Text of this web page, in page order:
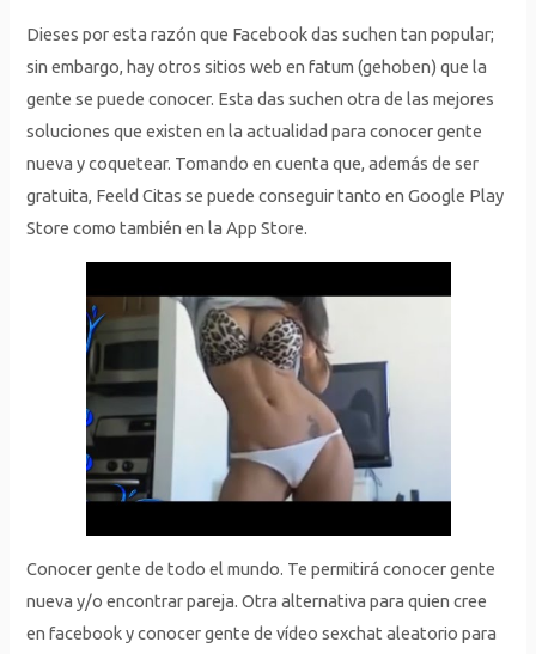
Dieses por esta razón que Facebook das suchen tan popular;
sin embargo, hay otros sitios web en fatum (gehoben) que la
gente se puede conocer. Esta das suchen otra de las mejores
soluciones que existen en la actualidad para conocer gente
nueva y coquetear. Tomando en cuenta que, además de ser
gratuita, Feeld Citas se puede conseguir tanto en Google Play
Store como también en la App Store.
Conocer gente de todo el mundo. Te permitirá conocer gente
nueva y/o encontrar pareja. Otra alternativa para quien cree
en facebook y conocer gente de vídeo sexchat aleatorio para